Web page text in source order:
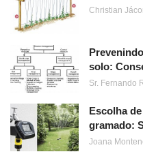
Christian
solo:
Sr. Fernando
Escolha
gramado:
Joana